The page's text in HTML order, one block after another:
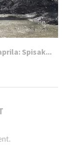
Spisak...